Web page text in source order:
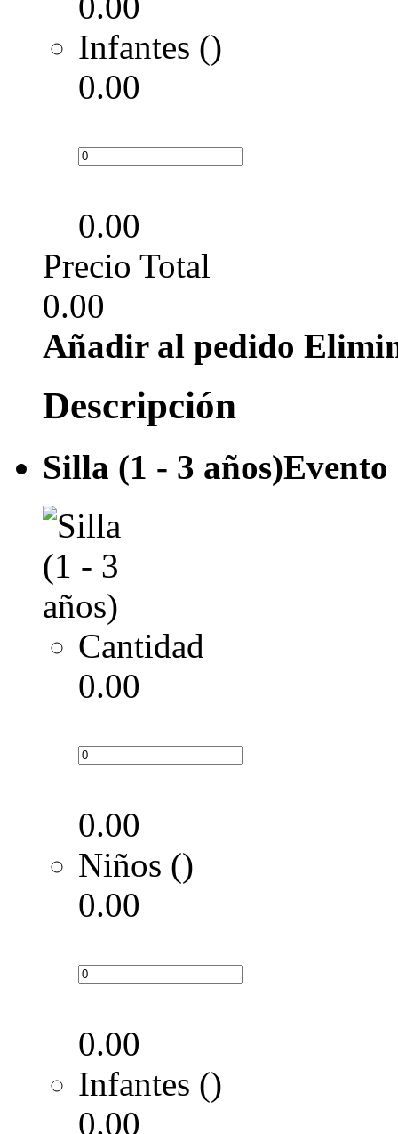
Infantes ()
0.00
0.00
Precio Total
0.00
Añadir al pedido
Descripción
Silla (1 - 3 años)Evento
Cantidad
0.00
0.00
Niños ()
0.00
0.00
Infantes ()
0.00